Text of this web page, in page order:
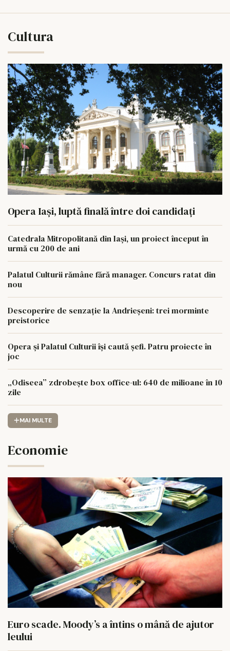
Cultura
Opera Iași, luptă finală între doi candidați
Catedrala Mitropolitană din Iași, un proiect început în
urmă cu 200 de ani
Palatul Culturii rămâne fără manager. Concurs ratat din
nou
Descoperire de senzație la Andrieșeni: trei morminte
preistorice
Opera și Palatul Culturii își caută șefi. Patru proiecte în
joc
„Odiseea” zdrobește box office-ul: 640 de milioane în 10
zile
MAI MULTE
Economie
Euro scade. Moody’s a întins o mână de ajutor
leului